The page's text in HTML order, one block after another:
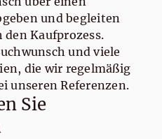
und begleiten
den Kaufprozess.
und viele
die wir regelmäßig
unseren Referenzen.
Sie